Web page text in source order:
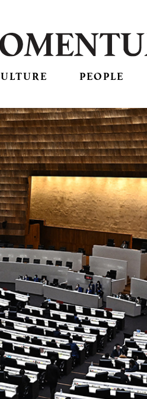
PEOPLE